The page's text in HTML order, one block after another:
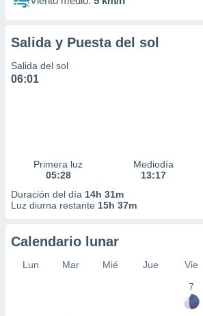
Salida y Puesta del sol
Salida del sol
06:01
Primera luz
05:28
Mediodía
13:17
Duración del día 14h 31m
Luz diurna restante 15h 37m
Calendario lunar
Lun Mar Mié Jue Vie
7